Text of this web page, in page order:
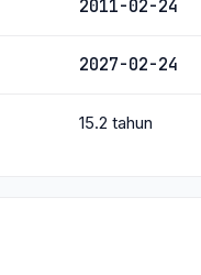
2011-02-24
2027-02-24
15.2 tahun